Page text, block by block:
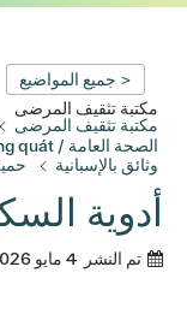
< جميع المواضيع
مكتبة تثقيف المرضى
مكتبة تثقيف المرضى
الصحة العامة / Bienestar general / Sức khỏe Tổng quát
وثائق بالإسبانية
أدوية
تم النشر 4 مايو 2026